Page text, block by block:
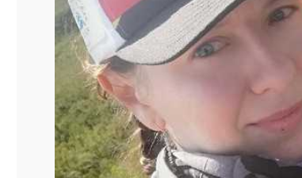
преодолевали путь в 350 км по грунту,
Обжигальщик на вращающихся печах
вместе с супругой Ириной работали на
– Нашей задачей было обеспечение
Александр. – Не допускать зрителей в
обстановку в штаб по экипажам,